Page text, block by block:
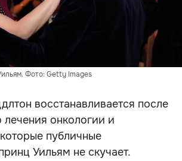
Фото: Getty Images
восстанавливается после
лечения онкологии и
публичные
Уильям не скучает.